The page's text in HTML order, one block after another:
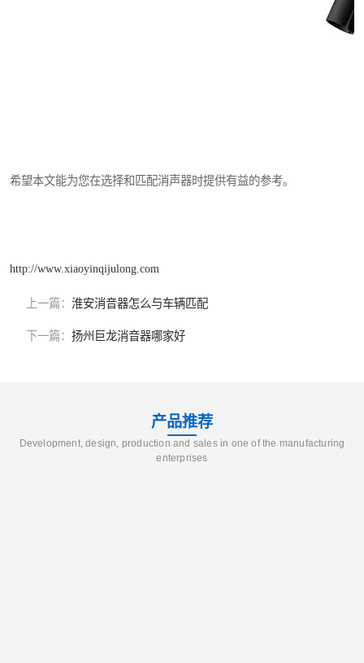
希望本文能为您在选择和匹配消声器时提供有益的参考。
http://www.xiaoyinqijulong.com
上一篇： 淮安消音器怎么与车辆匹配
下一篇： 扬州巨龙消音器哪家好
产品推荐
Development, design, production and sales in one of the manufacturing
enterprises